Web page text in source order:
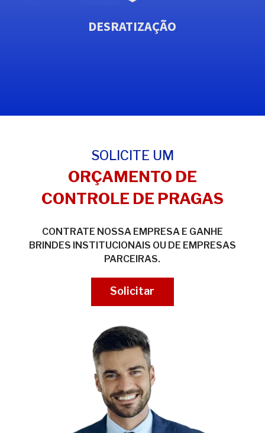
DESRATIZAÇÃO
SOLICITE UM
ORÇAMENTO DE
CONTROLE DE PRAGAS
CONTRATE NOSSA EMPRESA E GANHE
BRINDES INSTITUCIONAIS OU DE EMPRESAS
PARCEIRAS.
Solicitar